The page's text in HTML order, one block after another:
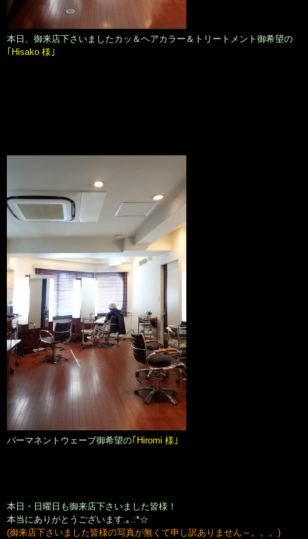
本日、御来店下さいましたカッ＆ヘアカラー＆トリートメント御希望の
｢Hisako 様｣
パーマネントウェーブ御希望の｢Hiromi 様｣
本日・日曜日も御来店下さいました皆様！
本当にありがとうございます.｡.:*☆
(御来店下さいました皆様の写真が無くて申し訳ありません～。。。)